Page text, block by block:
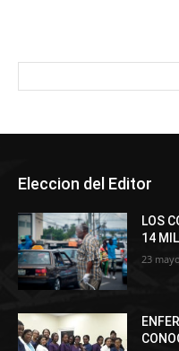
Eleccion del Editor
LOS
14
23